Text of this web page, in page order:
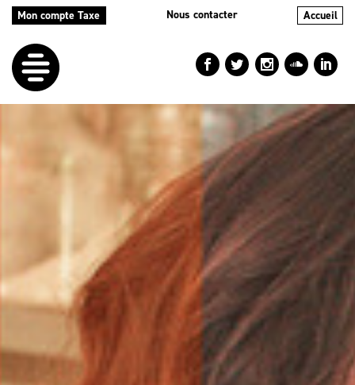
Mon compte Taxe Nous contacter Accueil
LE DÉFI
NOS
AIDES
ACTIONS
LEBLOG
RÉPERTOIRES